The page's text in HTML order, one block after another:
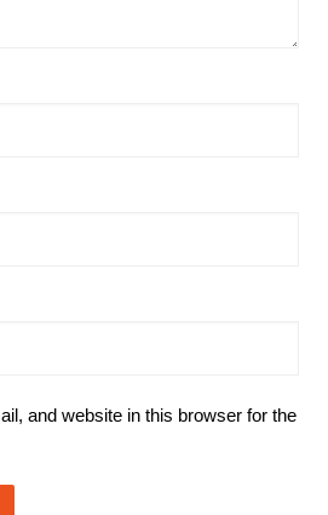
and website in this browser for the